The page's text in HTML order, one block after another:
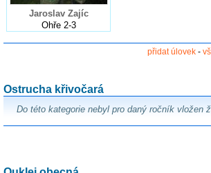
Jaroslav Zajíc
Ohře 2-3
přidat úlovek -
Ostrucha křivočará
Do této kategorie nebyl pro daný ročník vložen